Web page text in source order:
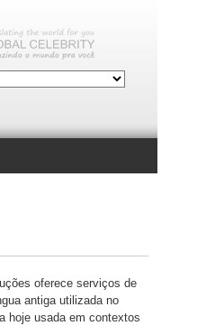
oferece serviços de
antiga utilizada no
hoje usada em contextos